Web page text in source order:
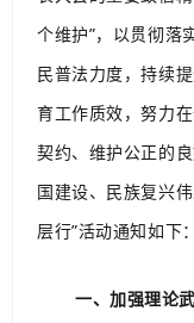
个维护”，以贯彻落
民普法力度，持续
育工作质效，努力
契约、维护公正的
国建设、民族复兴
层行”活动通知如下：
一、加强理论